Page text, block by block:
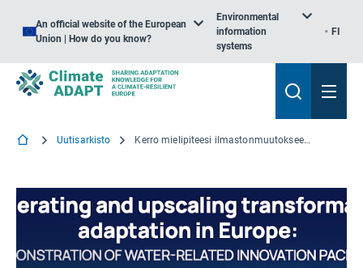
An official website of the European
Union | How do you know?
Environmental
information
systems
FI
Uutisarkisto Kerro mielipiteesi ilmastonmuutokseen sopeutumista käsittelevän eurooppalaisen verkoston perustamisesta